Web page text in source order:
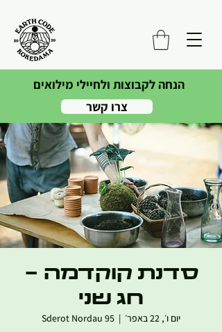
הנחה לקבוצות ולחיילי מילואים
צרו קשר
סדנת קוקדמה -
חג שני
יום ו׳, 22 באפר׳
  |
Sderot Nordau 95